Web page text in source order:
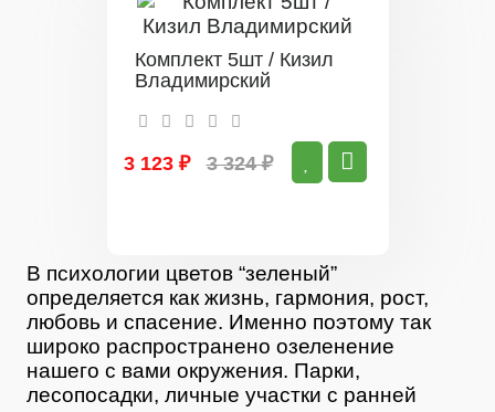
Комплект 5шт / Кизил
Владимирский
3 123 ₽ 3 324 ₽
В психологии цветов “зеленый”
определяется как жизнь, гармония, рост,
любовь и спасение. Именно поэтому так
широко распространено озеленение
нашего с вами окружения. Парки,
лесопосадки, личные участки с ранней